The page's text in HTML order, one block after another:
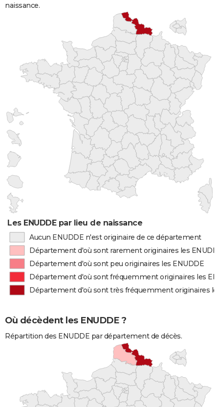
naissance.
Les ENUDDE par lieu de naissance
Aucun ENUDDE n'est originaire de ce département
Département d'où sont rarement originaires les
Département d'où sont peu originaires les ENUDDE
Département d'où sont fréquemment originaires les
Département d'où sont très fréquemment originaires
Où décèdent les ENUDDE ?
Répartition des ENUDDE par département de décès.